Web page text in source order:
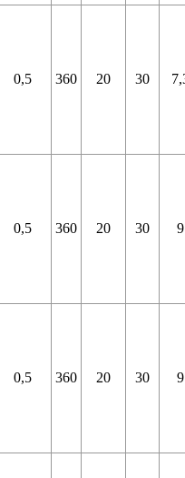
0,5 360 20 30
0,5 360 20 30 9
0,5 360 20 30 9